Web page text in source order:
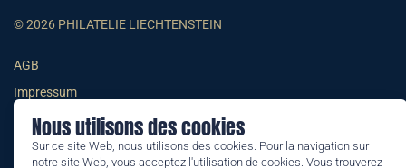
Nous utilisons des cookies
Sur ce site Web, nous utilisons des cookies. Pour la navigation sur
notre site Web, vous acceptez l'utilisation de cookies. Vous trouverez
© 2026 PHILATELIE LIECHTENSTEIN
AGB
Impressum
Datenschutzerklärung